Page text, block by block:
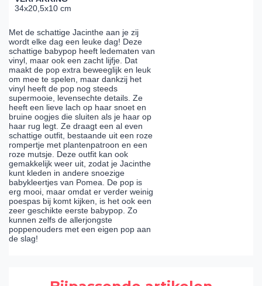
34x20,5x10 cm
Met de schattige Jacinthe aan je zij
wordt elke dag een leuke dag! Deze
schattige babypop heeft ledematen van
vinyl, maar ook een zacht lijfje. Dat
maakt de pop extra beweeglijk en leuk
om mee te spelen, maar dankzij het
vinyl heeft de pop nog steeds
supermooie, levensechte details. Ze
heeft een lieve lach op haar snoet en
bruine oogjes die sluiten als je haar op
haar rug legt. Ze draagt een al even
schattige outfit, bestaande uit een roze
rompertje met plantenpatroon en een
roze mutsje. Deze outfit kan ook
gemakkelijk weer uit, zodat je Jacinthe
kunt kleden in andere snoezige
babykleertjes van Pomea. De pop is
erg mooi, maar omdat er verder weinig
poespas bij komt kijken, is het ook een
zeer geschikte eerste babypop. Zo
kunnen zelfs de allerjongste
poppenouders met een eigen pop aan
de slag!